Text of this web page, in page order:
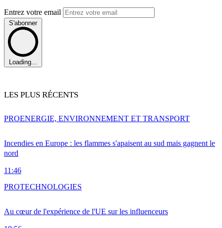
Entrez votre email
S'abonner
Loading...
LES PLUS RÉCENTS
Incendies en Europe : les flammes s'apaisent au sud mais gagnent le
nord
11:46
PROENERGIE, ENVIRONNEMENT ET TRANSPORT
Au cœur de l'expérience de l'UE sur les influenceurs
PROTECHNOLOGIES